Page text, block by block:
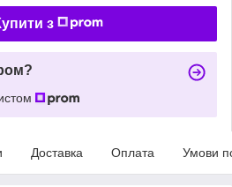
з
Доставка Оплата Умови